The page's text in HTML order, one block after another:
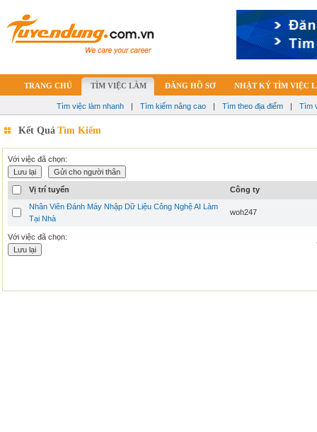
TRANG CHỦ TÌM VIỆC LÀM ĐĂNG HỒ SƠ NHẬT KÝ TÌM VIỆC
Tìm việc làm nhanh | Tìm kiếm nâng cao | Tìm theo địa điểm | Tìm
Kết Quả Tìm Kiếm
Với việc đã chọn:
Vị trí tuyển
Công ty
Nhân Viên Đánh Máy Nhập Dữ Liệu Công Nghệ AI Làm
Tại Nhà
woh247
Với việc đã chọn: